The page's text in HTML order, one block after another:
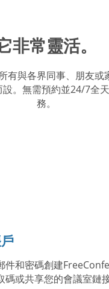
非常靈活。
有與各界同事、朋友或
設。無需預約並24/7全
務。
件和密碼創建
碼或共享您的會議室鏈